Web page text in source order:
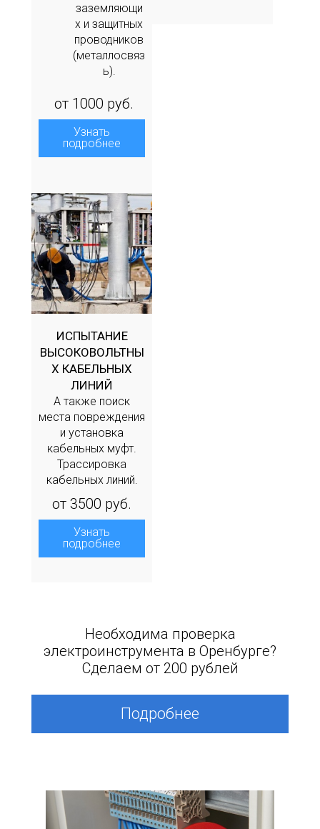
заземляющи
х и защитных
проводников
(металлосвяз
ь).
от 1000 руб.
Узнать
подробнее
ИСПЫТАНИЕ
ВЫСОКОВОЛЬТНЫ
Х КАБЕЛЬНЫХ
ЛИНИЙ
А также поиск
места повреждения
и установка
кабельных муфт.
Трассировка
кабельных линий.
от 3500 руб.
Узнать
подробнее
Необходима проверка
электроинструмента в Оренбурге?
Сделаем от 200 рублей
Подробнее